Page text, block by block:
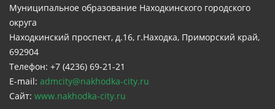
Муниципальное образование Находкинского городского
округа
Находкинский проспект, д.16, г.Находка, Приморский край,
692904
Телефон: +7 (4236) 69-21-21
E-mail: admcity@nakhodka-city.ru
Сайт: www.nakhodka-city.ru